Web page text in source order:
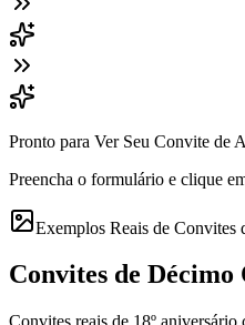
Pronto para Ver Seu Convite de
Preencha o formulário e clique
Exemplos Reais de Convites
Convites de